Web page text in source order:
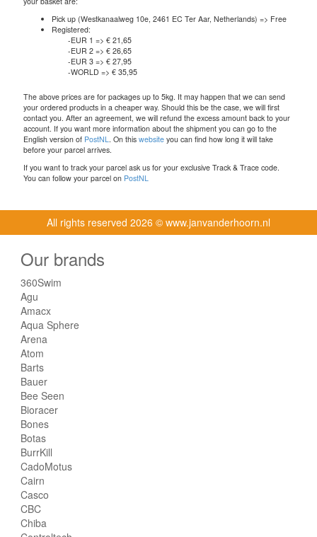
Pick up (Westkanaalweg 10e, 2461 EC Ter Aar, Netherlands) => Free
Registered:
-EUR 1 => € 21,65
-EUR 2 => € 26,65
-EUR 3 => € 27,95
-WORLD => € 35,95
The above prices are for packages up to 5kg. It may happen that we can send
your ordered products in a cheaper way. Should this be the case, we will first
contact you. After an agreement, we will refund the excess amount back to your
account. If you want more information about the shipment you can go to the
English version of PostNL . On this website you can find how long it will take
before your parcel arrives.
If you want to track your parcel ask us for your exclusive Track & Trace code.
You can follow your parcel on PostNL
All rights reserved 2026 © www.janvanderhoorn.nl
Our brands
360Swim
Agu
Amacx
Aqua Sphere
Arena
Atom
Barts
Bauer
Bee Seen
Bioracer
Bones
Botas
BurrKill
CadoMotus
Cairn
Casco
CBC
Chiba